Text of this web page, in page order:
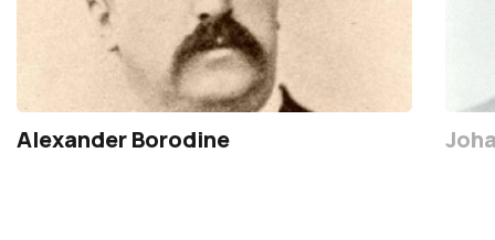
Alexander Borodine